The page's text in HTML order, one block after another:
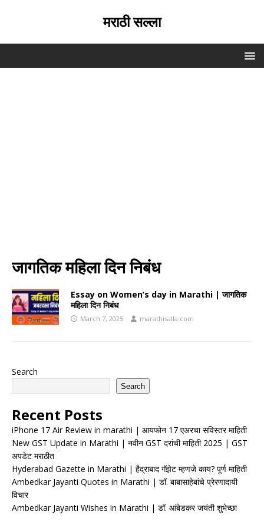
मराठी सल्ला
जागतिक महिला दिन निबंध
Essay on Women’s day in Marathi | जागतिक
महिला दिन निबंध
March 7, 2025 marathisalla.com
Search
Search
Recent Posts
iPhone 17 Air Review in marathi | आयफोन 17 एअरचा सविस्तर माहिती
New GST Update in Marathi | नवीन GST दरांची माहिती 2025 | GST
अपडेट मराठीत
Hyderabad Gazette in Marathi | हैद्राबाद गॅझेट म्हणजे काय? पूर्ण माहिती
Ambedkar Jayanti Quotes in Marathi | डॉ. बाबासाहेबांचे प्रेरणादायी
विचार
Ambedkar Jayanti Wishes in Marathi | डॉ. आंबेडकर जयंती शुभेच्छा